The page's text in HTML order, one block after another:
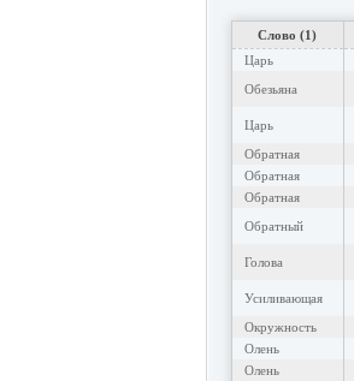
Слово (1)
Царь
Обезьяна
Царь
Обратная
Обратная
Обратная
Обратный
Голова
Усиливающая
Окружность
Олень
Олень